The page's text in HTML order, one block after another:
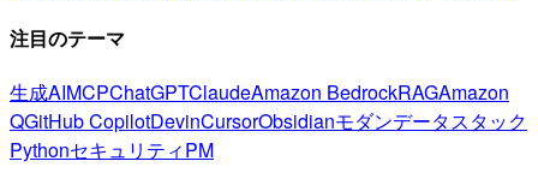
注目のテーマ
生成AIMCPChatGPTClaudeAmazon BedrockRAGAmazon
QGitHub CopilotDevinCursorObsidianモダンデータスタック
PythonセキュリティPM